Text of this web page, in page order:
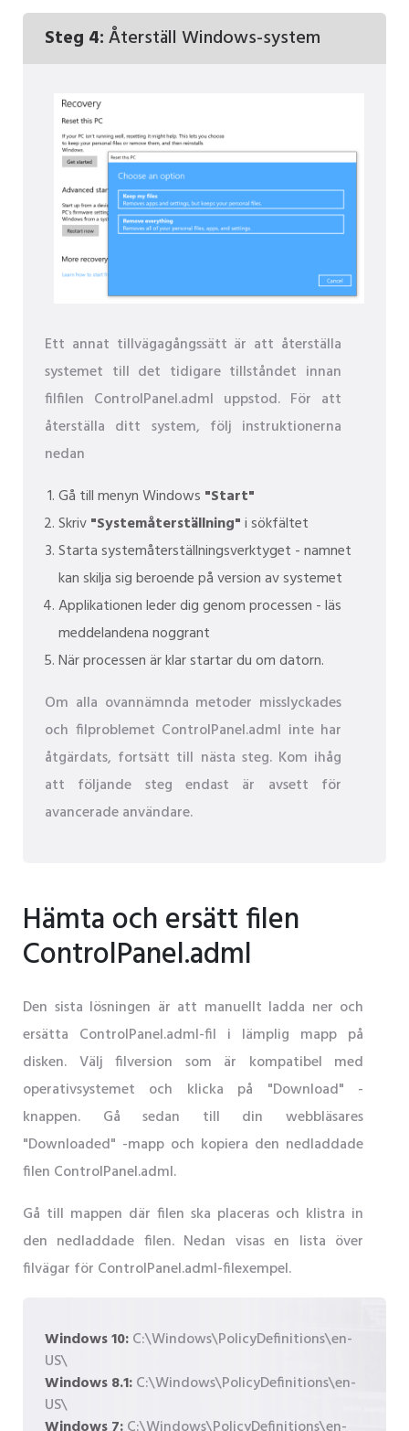
Steg 4:Återställ Windows-system
Ett annat tillvägagångssätt är att återställa
systemet till det tidigare tillståndet innan
filfilen ControlPanel.adml uppstod. För att
återställa ditt system, följ instruktionerna
nedan
Gå till menyn Windows "Start"
Skriv"Systemåterställning"i sökfältet
Starta systemåterställningsverktyget - namnet
kan skilja sig beroende på version av systemet
Applikationen leder dig genom processen - läs
meddelandena noggrant
När processen är klar startar du om datorn.
Om alla ovannämnda metoder misslyckades
och filproblemet ControlPanel.adml inte har
åtgärdats, fortsätt till nästa steg. Kom ihåg
att följande steg endast är avsett för
avancerade användare.
Hämta och ersätt filen
ControlPanel.adml
Den sista lösningen är att manuellt ladda ner och
ersätta ControlPanel.adml-fil i lämplig mapp på
disken. Välj filversion som är kompatibel med
operativsystemet och klicka på "Download" -
knappen. Gå sedan till din webbläsares
"Downloaded" -mapp och kopiera den nedladdade
filen ControlPanel.adml.
Gå till mappen där filen ska placeras och klistra in
den nedladdade filen. Nedan visas en lista över
filvägar för ControlPanel.adml-filexempel.
Windows 10:C:\Windows\PolicyDefinitions\en-
US\
Windows 8.1:C:\Windows\PolicyDefinitions\en-
US\